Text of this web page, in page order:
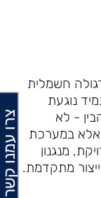
חשמלית
נוגעת
- לא
אלא במערכת
מנגנון
ייצור מתקדמת. צרו